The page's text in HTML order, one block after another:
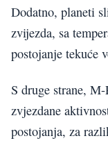
Dodatno, planeti
zvijezda, sa
postojanje tekuće
S druge strane,
zvjezdane
postojanja, za